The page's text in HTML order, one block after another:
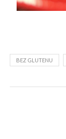
BEZ GLUTENU